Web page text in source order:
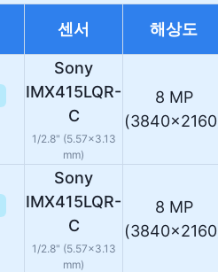
센서 해상도
Sony
IMX415LQR-
C
1/2.8" (5.57×3.13
mm)
8 MP
Sony
IMX415LQR-
C
1/2.8" (5.57×3.13
mm)
8 MP